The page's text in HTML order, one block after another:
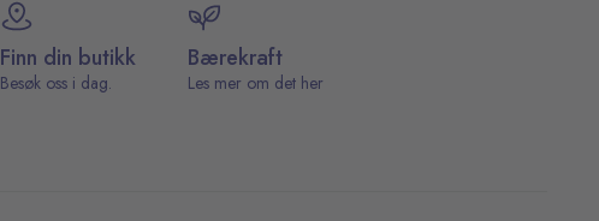
Finn din butikk
Besøk oss i dag.
Bærekraft
Les mer om det her